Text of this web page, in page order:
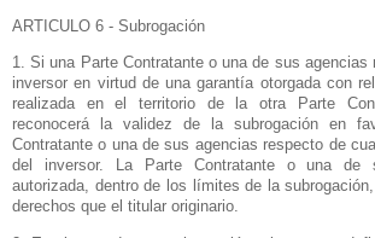
ARTICULO 6 - Subrogación
1. Si una Parte Contratante o una de sus agencias
inversor en virtud de una garantía otorgada con
realizada en el territorio de la otra Parte
reconocerá la validez de la subrogación en
Contratante o una de sus agencias respecto de
del inversor.
La Parte Contratanteo una de
autorizada, dentro de los límites de la
derechos que el titular originario.